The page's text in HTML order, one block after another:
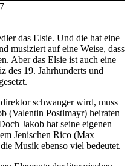
das Elsie. Und die hat eine
musiziert auf eine Weise, dass
Aber das Elsie ist auch eine
des 19. Jahrhunderts und
schwanger wird, muss
(Valentin Postlmayr) heiraten
Jakob hat seine eigenen
Jenischen Rico (Max
Musik ebenso viel bedeutet.